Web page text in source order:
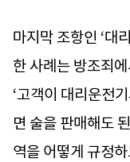
마지막 조항인 ‘대
한 사례는 방조죄
‘고객이 대리운전
면 술을 판매해도
역을 어떻게 규정